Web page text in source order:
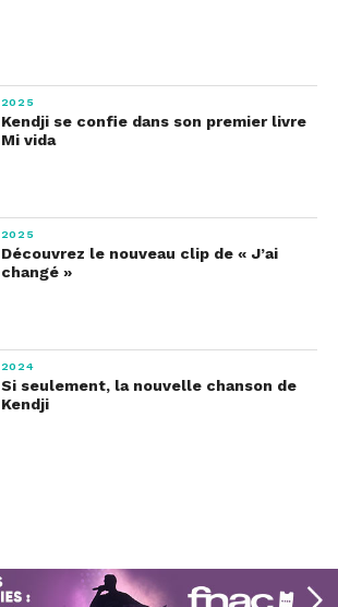
2025
Kendji se confie dans son premier livre
Mi vida
2025
Découvrez le nouveau clip de « J’ai
changé »
2024
Si seulement, la nouvelle chanson de
Kendji